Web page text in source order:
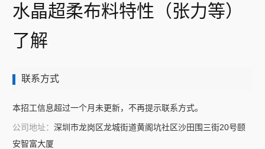
水晶超柔布料特性（张力等）
了解
联系方式
本招工信息超过一个月未更新，不再提示联系方式。
公司地址： 深圳市龙岗区龙城街道黄阁坑社区沙田围三街20号颐
安智富大厦